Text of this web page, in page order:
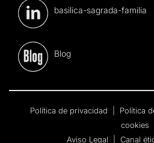
basilica-sagrada-familia
Blog
Política de privacidad Política
cookies
Aviso Legal
Canal